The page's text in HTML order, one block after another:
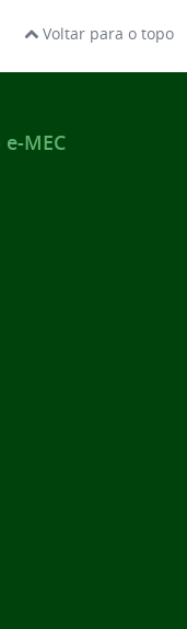
Voltar para o topo
MEC